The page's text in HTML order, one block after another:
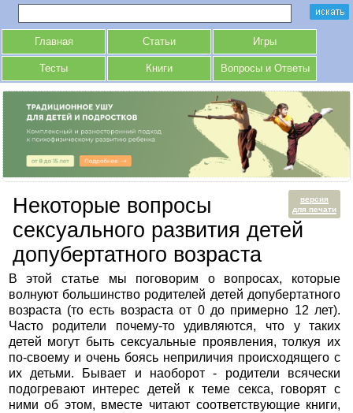
Главная Статьи Игры
Тесты Книги Вопросы и Ответы
версия
для печати
Некоторые вопросы
сексуального развития детей
допубертатного возраста
В этой статье мы поговорим о вопросах, которые
волнуют большинство родителей детей допубертатного
возраста (то есть возраста от 0 до примерно 12 лет).
Часто родители почему-то удивляются, что у таких
детей могут быть сексуальные проявления, толкуя их
по-своему и очень боясь неприличия происходящего с
их детьми. Бывает и наоборот - родители всячески
подогревают интерес детей к теме секса, говорят с
ними об этом, вместе читают соответствующие книги,